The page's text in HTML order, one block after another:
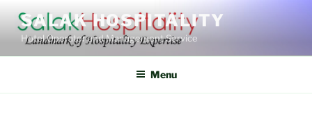
content
SALAK HOSPITALITY
Hotel Operator and Management Service
Menu